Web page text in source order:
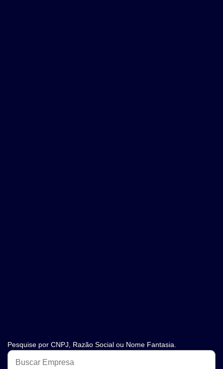
Pesquise por CNPJ, Razão Social ou Nome Fantasia.